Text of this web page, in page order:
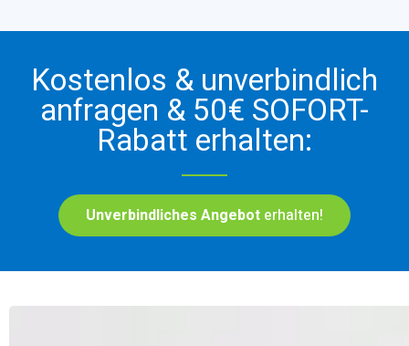
Kostenlos & unverbindlich
anfragen & 50€ SOFORT-
Rabatt erhalten:
Unverbindliches Angebot erhalten!